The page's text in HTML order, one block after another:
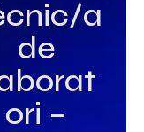
a
de
ori –